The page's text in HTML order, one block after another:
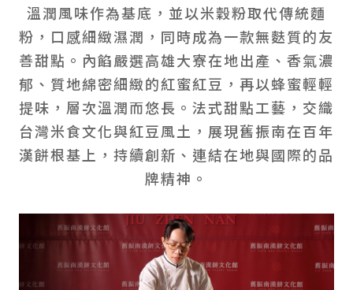
溫潤風味作為基底，並以米穀粉取代傳統麵
粉，口感細緻濕潤，同時成為一款無麩質的友
善甜點。內餡嚴選高雄大寮在地出產、香氣濃
郁、質地綿密細緻的紅蜜紅豆，再以蜂蜜輕輕
提味，層次溫潤而悠長。法式甜點工藝，交織
台灣米食文化與紅豆風土，展現舊振南在百年
漢餅根基上，持續創新、連結在地與國際的品
牌精神。